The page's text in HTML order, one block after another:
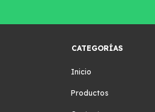
CATEGORÍAS
Inicio
Productos